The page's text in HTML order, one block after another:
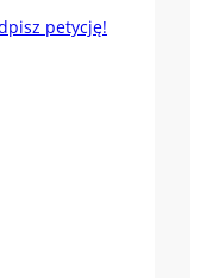
petycję!